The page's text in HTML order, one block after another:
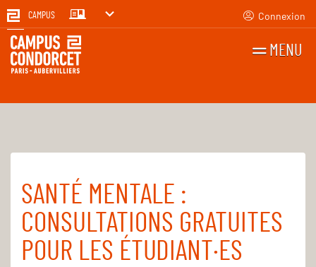
CAMPUS Connexion
MENU
Accueil Pour tous Santé et social
SANTÉ MENTALE :
CONSULTATIONS GRATUITES
POUR LES ÉTUDIANT·ES